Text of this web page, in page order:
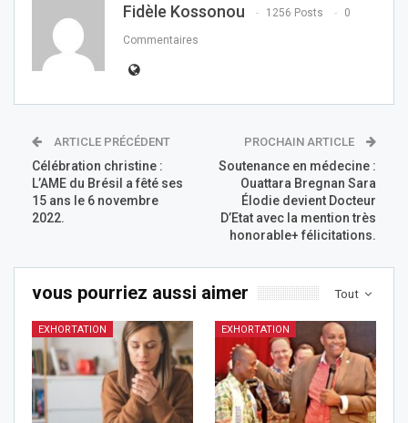
Fidèle Kossonou 1256 Posts 0
Commentaires
ARTICLE PRÉCÉDENT
Célébration christine :
L’AME du Brésil a fêté ses
15 ans le 6 novembre
2022.
PROCHAIN ARTICLE
Soutenance en médecine :
Ouattara Bregnan Sara
Élodie devient Docteur
D’Etat avec la mention très
honorable+ félicitations.
Tout
vous pourriez aussi aimer
EXHORTATION EXHORTATION